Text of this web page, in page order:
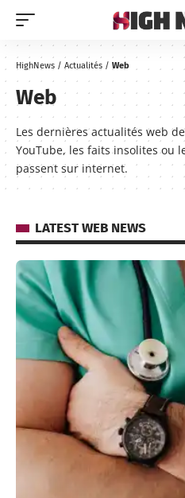
HighNews / Actualités / Web
Web
Les dernières actualités web
YouTube, les faits insolites ou
passent sur internet.
LATEST WEB NEWS